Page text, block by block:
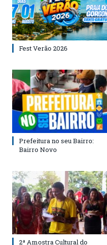
Fest Verão 2026
Prefeitura no seu Bairro:
Bairro Novo
2ª Amostra Cultural do